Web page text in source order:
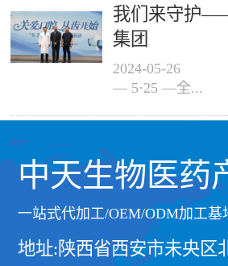
我们来守护
集团
2024-05-26
— 5·25 —全...
中天生物医药
一站式代加工/OEM/ODM加工基
地址:陕西省西安市未央区